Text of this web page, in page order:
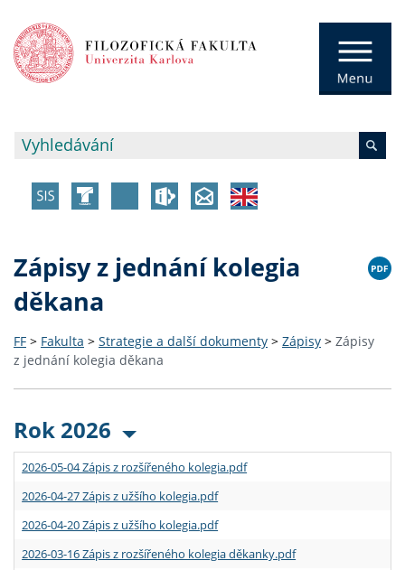
Zápisy z jednání kolegia
děkana
FF > Fakulta > Strategie a další dokumenty > Zápisy > Zápisy
z jednání kolegia děkana
Rok 2026
2026-05-04 Zápis z rozšířeného kolegia.pdf
2026-04-27 Zápis z užšího kolegia.pdf
2026-04-20 Zápis z užšího kolegia.pdf
2026-03-16 Zápis z rozšířeného kolegia děkanky.pdf